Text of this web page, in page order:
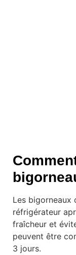
Les bigorneaux
réfrigérateur
fraîcheur et
peuvent être
3 jours.